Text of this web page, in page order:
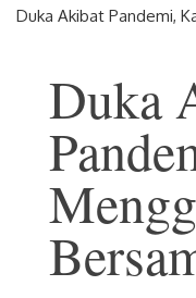
Duka Akibat Pandemi,
Duka